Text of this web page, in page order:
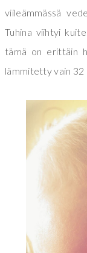
viileämmässä
Tuhina viihtyi
tämä on erittäin
lämmitetty vain 32